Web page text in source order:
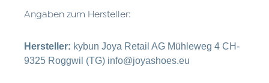
Angaben zum Hersteller:
Hersteller: kybun Joya Retail AG Mühleweg 4 CH-
9325 Roggwil (TG) info@joyashoes.eu